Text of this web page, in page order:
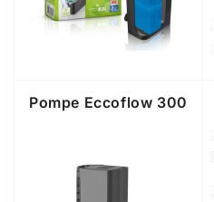
Pompe Eccoflow 300